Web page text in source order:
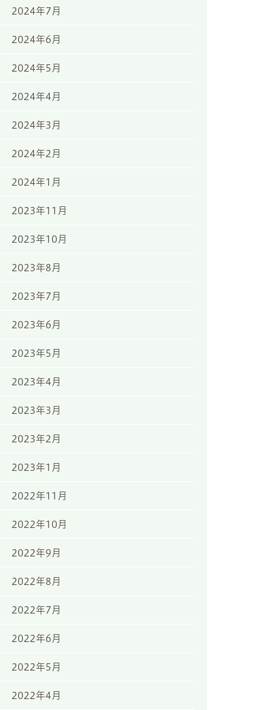
2024年7月
2024年6月
2024年5月
2024年4月
2024年3月
2024年2月
2024年1月
2023年11月
2023年10月
2023年8月
2023年7月
2023年6月
2023年5月
2023年4月
2023年3月
2023年2月
2023年1月
2022年11月
2022年10月
2022年9月
2022年8月
2022年7月
2022年6月
2022年5月
2022年4月